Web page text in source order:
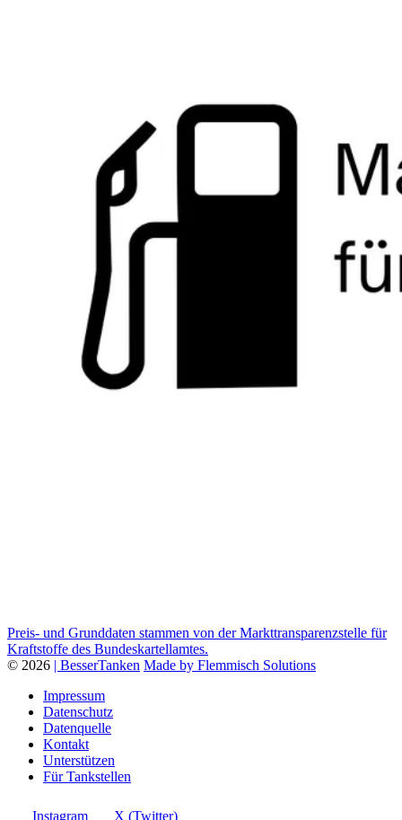
Preis- und Grunddaten stammen von der Markttransparenzstelle für
Kraftstoffe des Bundeskartellamtes.
© 2026 | BesserTanken Made by Flemmisch Solutions
Impressum
Datenschutz
Datenquelle
Kontakt
Unterstützen
Für Tankstellen
Instagram X (Twitter)